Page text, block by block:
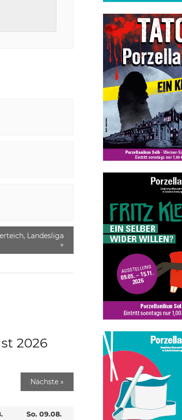
Landesliga
»
2026
Nächste »
So. 09.08.